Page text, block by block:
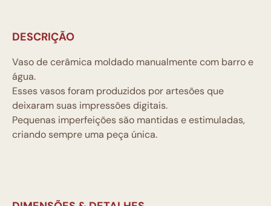
DESCRIÇÃO
Vaso de cerâmica moldado manualmente com barro e
água.
Esses vasos foram produzidos por artesões que
deixaram suas impressões digitais.
Pequenas imperfeições são mantidas e estimuladas,
criando sempre uma peça única.